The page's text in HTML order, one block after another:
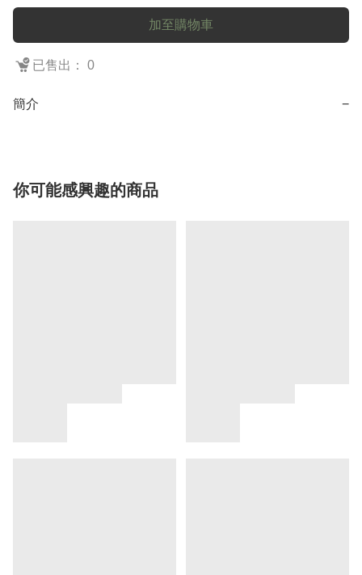
加至購物車
已售出： 0
簡介 −
你可能感興趣的商品